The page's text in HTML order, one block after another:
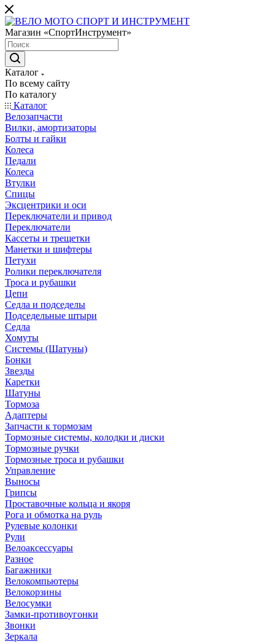
Магазин «СпортИнструмент»
Каталог
По всему сайту
По каталогу
Каталог
Велозапчасти
Вилки, амортизаторы
Болты и гайки
Колеса
Педали
Колеса
Втулки
Спицы
Эксцентрики и оси
Переключатели и привод
Переключатели
Кассеты и трещетки
Манетки и шифтеры
Петухи
Ролики переключателя
Троса и рубашки
Цепи
Седла и подседелы
Подседельные штыри
Седла
Хомуты
Системы (Шатуны)
Бонки
Звезды
Каретки
Шатуны
Тормоза
Адаптеры
Запчасти к тормозам
Тормозные системы, колодки и диски
Тормозные ручки
Тормозные троса и рубашки
Управление
Выносы
Грипсы
Проставочные кольца и якоря
Рога и обмотка на руль
Рулевые колонки
Рули
Велоаксессуары
Разное
Багажники
Велокомпьютеры
Велокорзины
Велосумки
Замки-противоугонки
Звонки
Зеркала